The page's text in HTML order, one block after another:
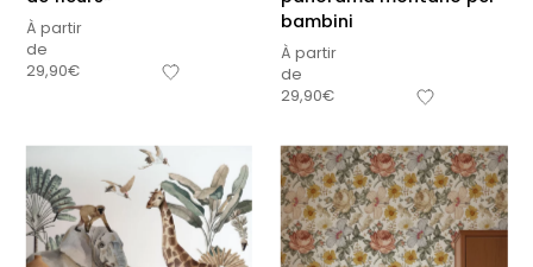
À partir
de
29,90€
bambini
À partir
de
29,90€